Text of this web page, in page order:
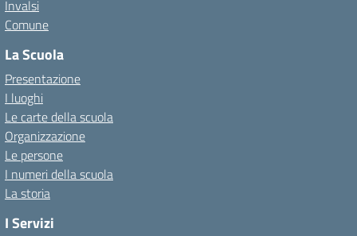
Invalsi
Comune
La Scuola
Presentazione
I luoghi
Le carte della scuola
Organizzazione
Le persone
I numeri della scuola
La storia
I Servizi